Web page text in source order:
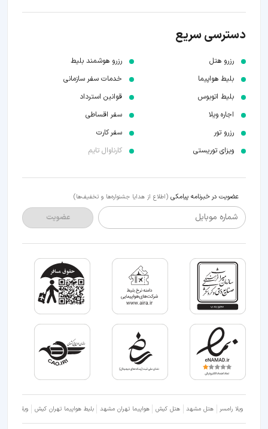
دسترسی سریع
رزرو هتل
بلیط هواپیما
بلیط اتوبوس
اجاره ویلا
رزرو تور
ویزای توریستی
رزرو هوشمند بلیط
خدمات سفر سازمانی
قوانین استرداد
سفر اقساطی
سفر کارت
کارناوال تایم
عضویت در خبرنامه پیامکی (اطلاع از هدایا جشنواره‌ها و تخفیف‌ها)
شماره موبایل عضویت
ویلا رامسر هتل مشهد هتل کیش هواپیما تهران مشهد بلیط هواپیما تهران کیش ویلا شمال